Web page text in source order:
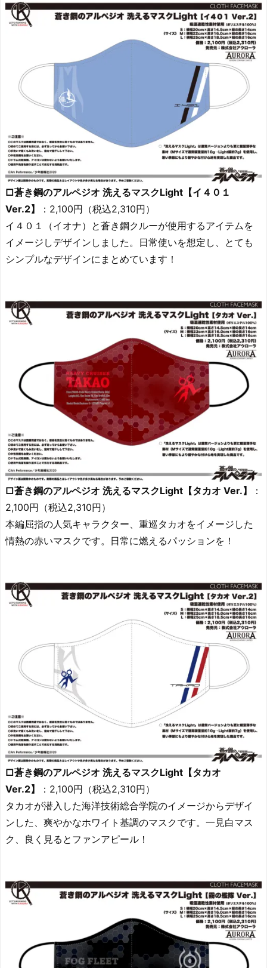
□蒼き鋼のアルペジオ 洗えるマスクLight【イ４０１
Ver.2】
：2,100円（税込2,310円）
イ４０１（イオナ）と蒼き鋼クルーが使用するアイテムを
イメージしデザインしました。日常使いを想定し、とても
シンプルなデザインにまとめています！
□蒼き鋼のアルペジオ 洗えるマスクLight【タカオ Ver.】
：
2,100円（税込2,310円）
本編屈指の人気キャラクター、重巡タカオをイメージした
情熱の赤いマスクです。日常に燃えるパッションを！
□蒼き鋼のアルペジオ 洗えるマスクLight【タカオ
Ver.2】
：2,100円（税込2,310円）
タカオが潜入した海洋技術総合学院のイメージからデザイ
ンした、爽やかなホワイト基調のマスクです。一見白マス
ク、良く見るとファンアピール！